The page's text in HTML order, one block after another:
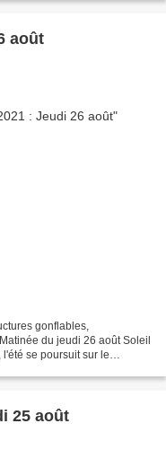
août
gonflables,
du jeudi 26 août Soleil
se poursuit sur le
25 août